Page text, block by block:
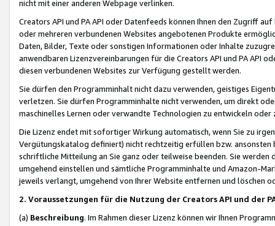
nicht mit einer anderen Webpage verlinken.
Creators API und PA API oder Datenfeeds können Ihnen den Zugriff
oder mehreren verbundenen Websites angebotenen Produkte
Daten, Bilder, Texte oder sonstigen Informationen oder Inhalte
anwendbaren Lizenzvereinbarungen für die Creators API und PA API
diesen verbundenen Websites zur Verfügung gestellt werden.
Sie dürfen den Programminhalt nicht dazu verwenden, geistiges
verletzen. Sie dürfen Programminhalte nicht verwenden, um direkt
maschinelles Lernen oder verwandte Technologien zu entwickeln
Die Lizenz endet mit sofortiger Wirkung automatisch, wenn Sie zu
Vergütungskatalog definiert) nicht rechtzeitig erfüllen bzw. ansonsten
schriftliche Mitteilung an Sie ganz oder teilweise beenden. Sie werden
umgehend einstellen und sämtliche Programminhalte und Amazon-
jeweils verlangt, umgehend von Ihrer Website entfernen und löschen
2. Voraussetzungen für die Nutzung der Creators API und der
(a) Beschreibung. Im Rahmen dieser Lizenz können wir Ihnen